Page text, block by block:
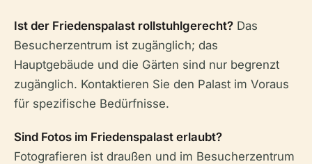
Ist der Friedenspalast rollstuhlgerecht? Das
Besucherzentrum ist zugänglich; das
Hauptgebäude und die Gärten sind nur begrenzt
zugänglich. Kontaktieren Sie den Palast im Voraus
für spezifische Bedürfnisse.
Sind Fotos im Friedenspalast erlaubt?
Fotografieren ist draußen und im Besucherzentrum